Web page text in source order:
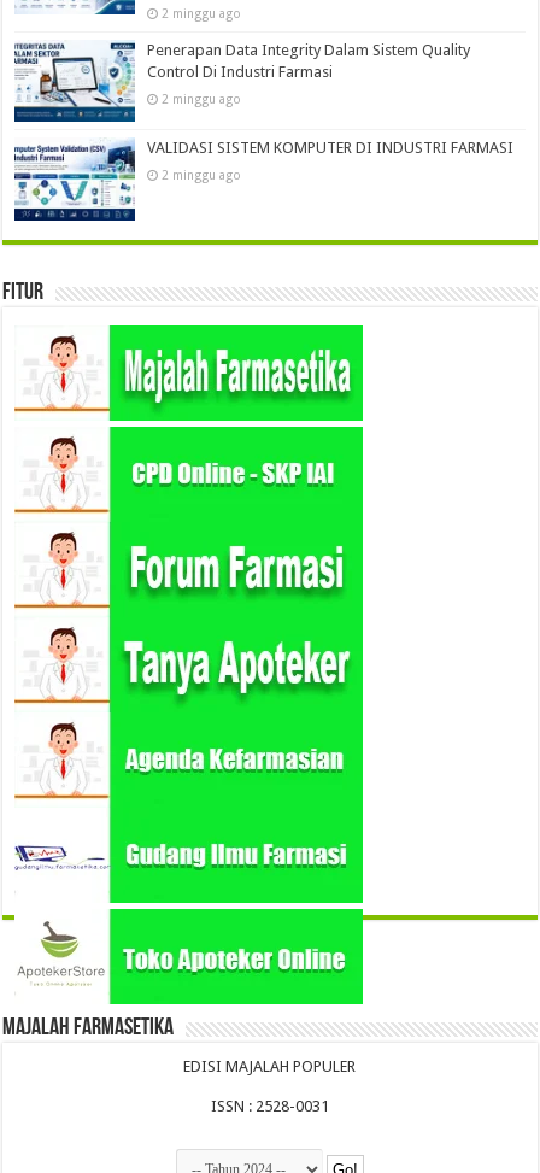
2 minggu ago
Penerapan Data Integrity Dalam Sistem Quality
Control Di Industri Farmasi
2 minggu ago
VALIDASI SISTEM KOMPUTER DI INDUSTRI FARMASI
2 minggu ago
Fitur
Majalah Farmasetika
EDISI MAJALAH POPULER
ISSN : 2528-0031